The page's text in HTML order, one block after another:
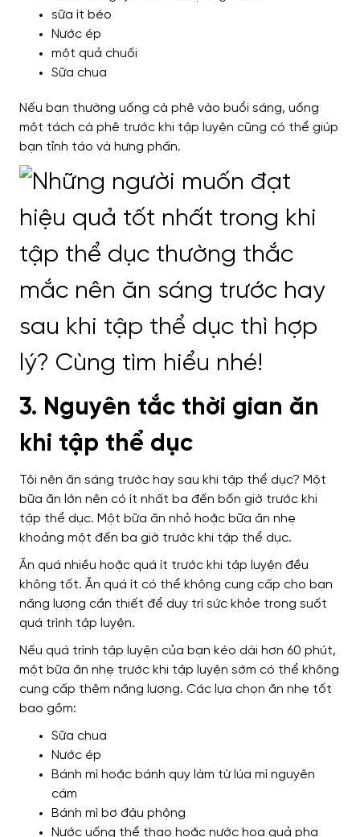
sữa ít béo
Nước ép
một quả chuối
Sữa chua
Nếu bạn thường uống cà phê vào buổi sáng, uống
một tách cà phê trước khi tập luyện cũng có thể giúp
bạn tỉnh táo và hưng phấn.
3. Nguyên tắc thời gian ăn
khi tập thể dục
Tôi nên ăn sáng trước hay sau khi tập thể dục? Một
bữa ăn lớn nên có ít nhất ba đến bốn giờ trước khi
tập thể dục. Một bữa ăn nhỏ hoặc bữa ăn nhẹ
khoảng một đến ba giờ trước khi tập thể dục.
Ăn quá nhiều hoặc quá ít trước khi tập luyện đều
không tốt. Ăn quá ít có thể không cung cấp cho bạn
năng lượng cần thiết để duy trì sức khỏe trong suốt
quá trình tập luyện.
Nếu quá trình tập luyện của bạn kéo dài hơn 60 phút,
một bữa ăn nhẹ trước khi tập luyện sớm có thể không
cung cấp thêm năng lượng. Các lựa chọn ăn nhẹ tốt
bao gồm:
Sữa chua
Nước ép
Bánh mì hoặc bánh quy làm từ lúa mì nguyên
cám
Bánh mì bơ đậu phộng
Nước uống thể thao hoặc nước hoa quả pha